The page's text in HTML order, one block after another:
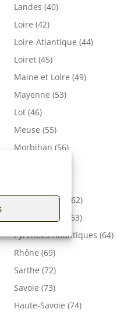
Landes (40)
Loire (42)
Loire-Atlantique (44)
Loiret (45)
Maine et Loire (49)
Mayenne (53)
Lot (46)
Meuse (55)
Morbihan (56)
Pas-de-Calais (62)
Puy De Dôme (63)
Pyrénées-Atlantiques (64)
Rhône (69)
Sarthe (72)
Savoie (73)
Haute-Savoie (74)